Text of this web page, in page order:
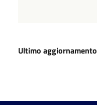
Ultimo aggiornamento